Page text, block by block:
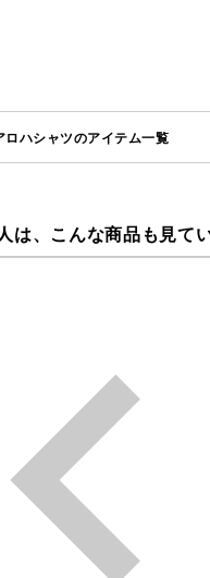
ロハシャツのアイテム一覧
は、こんな商品も見て